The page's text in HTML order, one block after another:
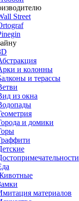
Street
и колонны
и терассы
из окна
и домики
материалов